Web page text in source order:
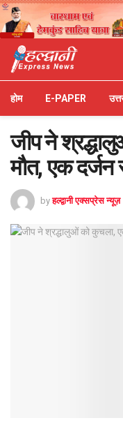
होम E-PAPER
जीप ने
मौत, एक
by हल्द्वानी एक्सप्रेस न्यूज़